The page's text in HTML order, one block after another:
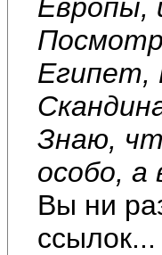
Европы,
Египет,
Знаю,
особо,
Вы ни
ссылок...